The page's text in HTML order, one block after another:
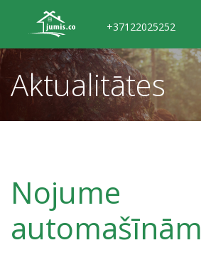
+37122025252
Aktualitātes
Nojume
automašīnām